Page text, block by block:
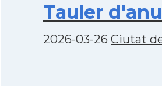
Tauler
2026-03-26 Ciutat